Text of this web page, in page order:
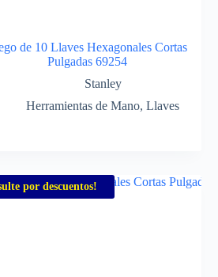
de 10 Llaves Hexagonales Cortas
Pulgadas 69254
Stanley
Herramientas de Mano, Llaves
por descuentos!